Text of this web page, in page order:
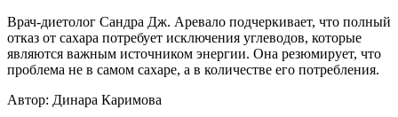
Врач-диетолог Сандра Дж. Аревало подчеркивает, что полный
отказ от сахара потребует исключения углеводов, которые
являются важным источником энергии. Она резюмирует, что
проблема не в самом сахаре, а в количестве его потребления.
Автор: Динара Каримова